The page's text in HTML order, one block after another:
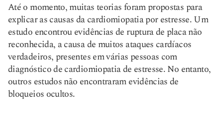
Até o momento, muitas teorias foram propostas para
explicar as causas da cardiomiopatia por estresse. Um
estudo encontrou evidências de ruptura de placa não
reconhecida, a causa de muitos ataques cardíacos
verdadeiros, presentes em várias pessoas com
diagnóstico de cardiomiopatia de estresse. No entanto,
outros estudos não encontraram evidências de
bloqueios ocultos.